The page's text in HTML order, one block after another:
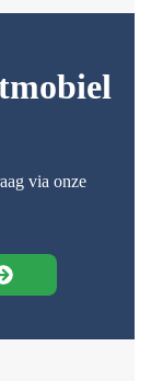
via onze